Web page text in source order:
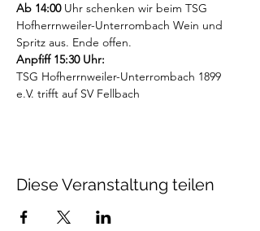
Ab 14:00 Uhr schenken wir beim TSG
Hofherrnweiler-Unterrombach Wein und
Spritz aus. Ende offen.
Anpfiff 15:30 Uhr:
TSG Hofherrnweiler-Unterrombach 1899
e.V. trifft auf SV Fellbach
Diese Veranstaltung teilen